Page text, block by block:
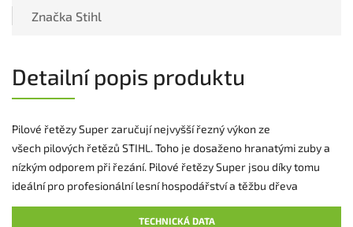
Značka Stihl
Detailní popis produktu
Pilové řetězy Super zaručují nejvyšší řezný výkon ze
všech pilových řetězů STIHL. Toho je dosaženo hranatými zuby a
nízkým odporem při řezání. Pilové řetězy Super jsou díky tomu
ideální pro profesionální lesní hospodářství a těžbu dřeva
TECHNICKÁ DATA